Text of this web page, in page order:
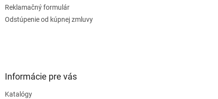
Reklamačný formulár
Odstúpenie od kúpnej zmluvy
Informácie pre vás
Katalógy